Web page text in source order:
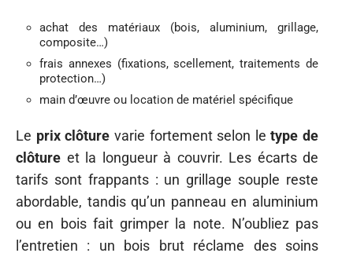
achat des matériaux (bois, aluminium, grillage,
composite…)
frais annexes (fixations, scellement, traitements de
protection…)
main d’œuvre ou location de matériel spécifique
Le prix clôture varie fortement selon letype de
clôture et la longueur à couvrir. Les écarts de
tarifs sont frappants : un grillage souple reste
abordable, tandis qu’un panneau en aluminium
ou en bois fait grimper la note. N’oubliez pas
l’entretien : un bois brut réclame des soins